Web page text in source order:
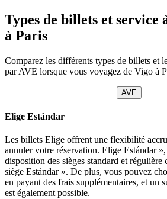
Types de billets et service
à Paris
Comparez les différents types de billets et
par AVE lorsque vous voyagez de Vigo à
AVE
Elige Estándar
Les billets Elige offrent une flexibilité
annuler votre réservation. Elige Estándar
disposition des sièges standard et régulière
siège Estándar ». De plus, vous pouvez
en payant des frais supplémentaires, et un
est également possible.